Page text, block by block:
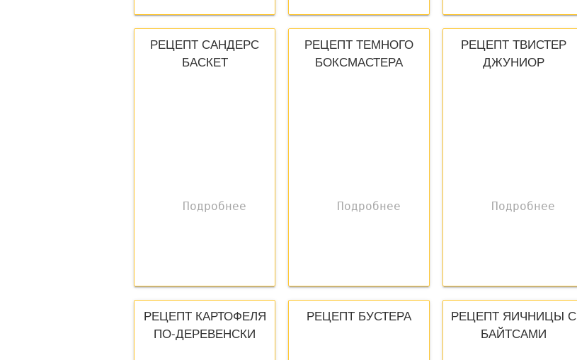
РЕЦЕПТ САНДЕРС
БАСКЕТ
РЕЦЕПТ ТЕМНОГО
БОКСМАСТЕРА
РЕЦЕПТ ТВИСТЕР
ДЖУНИОР
РЕЦЕПТ КАРТОФЕЛЯ
ПО-ДЕРЕВЕНСКИ
РЕЦЕПТ БУСТЕРА
РЕЦЕПТ ЯИЧНИЦЫ С
БАЙТСАМИ